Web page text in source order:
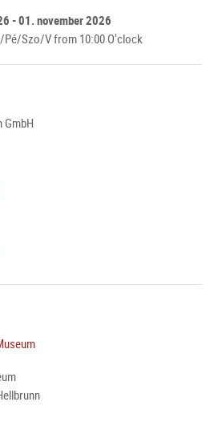
- 01. november 2026
Szo/V from 10:00 O'clock
GmbH